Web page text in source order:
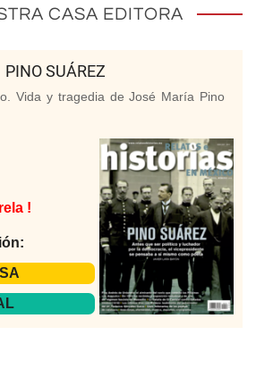
CASA EDITORA
PINO SUÁREZ
Vida y tragedia de José María Pino
!